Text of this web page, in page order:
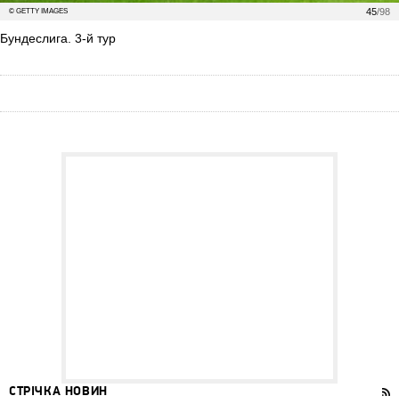
45/98
© GETTY IMAGES
Бундеслига. 3-й тур
СТРІЧКА НОВИН